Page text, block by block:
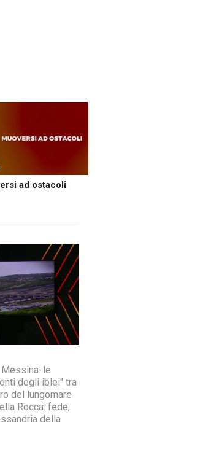
ad ostacoli
le
degli iblei" tra
del lungomare
Rocca: fede,
della